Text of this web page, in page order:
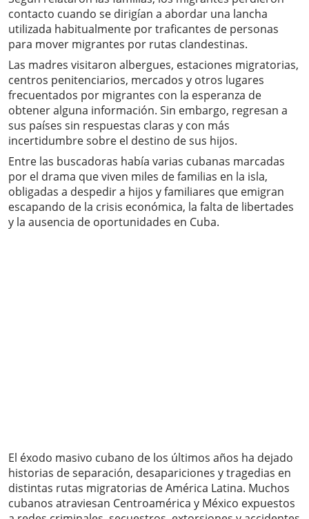
contacto cuando se dirigían a abordar una lancha
utilizada habitualmente por traficantes de personas
para mover migrantes por rutas clandestinas.
Las madres visitaron albergues, estaciones migratorias,
centros penitenciarios, mercados y otros lugares
frecuentados por migrantes con la esperanza de
obtener alguna información. Sin embargo, regresan a
sus países sin respuestas claras y con más
incertidumbre sobre el destino de sus hijos.
Entre las buscadoras había varias cubanas marcadas
por el drama que viven miles de familias en la isla,
obligadas a despedir a hijos y familiares que emigran
escapando de la crisis económica, la falta de libertades
y la ausencia de oportunidades en Cuba.
El éxodo masivo cubano de los últimos años ha dejado
historias de separación, desapariciones y tragedias en
distintas rutas migratorias de América Latina. Muchos
cubanos atraviesan Centroamérica y México expuestos